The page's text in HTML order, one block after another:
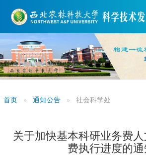
首页 通知公告 社会科学处
关于加快基本科研业务费
费执行进度的通